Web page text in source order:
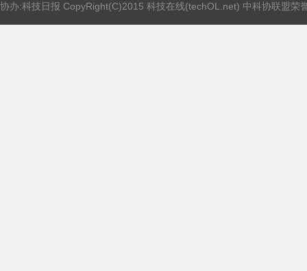
协办:科技日报 CopyRight(C)2015 科技在线(techOL.net) 中科协联盟荣